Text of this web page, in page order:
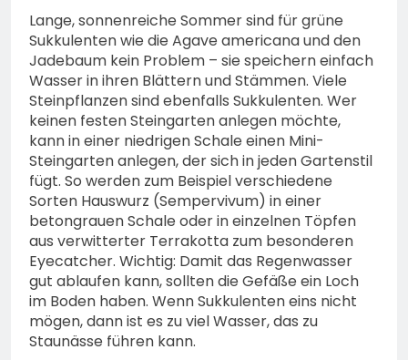
Lange, sonnenreiche Sommer sind für grüne
Sukkulenten wie die Agave americana und den
Jadebaum kein Problem – sie speichern einfach
Wasser in ihren Blättern und Stämmen. Viele
Steinpflanzen sind ebenfalls Sukkulenten. Wer
keinen festen Steingarten anlegen möchte,
kann in einer niedrigen Schale einen Mini-
Steingarten anlegen, der sich in jeden Gartenstil
fügt. So werden zum Beispiel verschiedene
Sorten Hauswurz (Sempervivum) in einer
betongrauen Schale oder in einzelnen Töpfen
aus verwitterter Terrakotta zum besonderen
Eyecatcher. Wichtig: Damit das Regenwasser
gut ablaufen kann, sollten die Gefäße ein Loch
im Boden haben. Wenn Sukkulenten eins nicht
mögen, dann ist es zu viel Wasser, das zu
Staunässe führen kann.